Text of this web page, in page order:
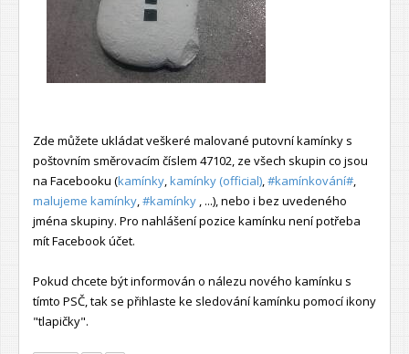
Zde můžete ukládat veškeré malované putovní kamínky s
poštovním směrovacím číslem 47102, ze všech skupin co jsou
na Facebooku (kamínky kamínky (official) #kamínkování#
malujeme kamínky #kamínky , ...), nebo i bez uvedeného
jména skupiny. Pro nahlášení pozice kamínku není potřeba
mít Facebook účet.
Pokud chcete být informován o nálezu nového kamínku s
tímto PSČ, tak se přihlaste ke sledování kamínku pomocí ikony
"tlapičky".